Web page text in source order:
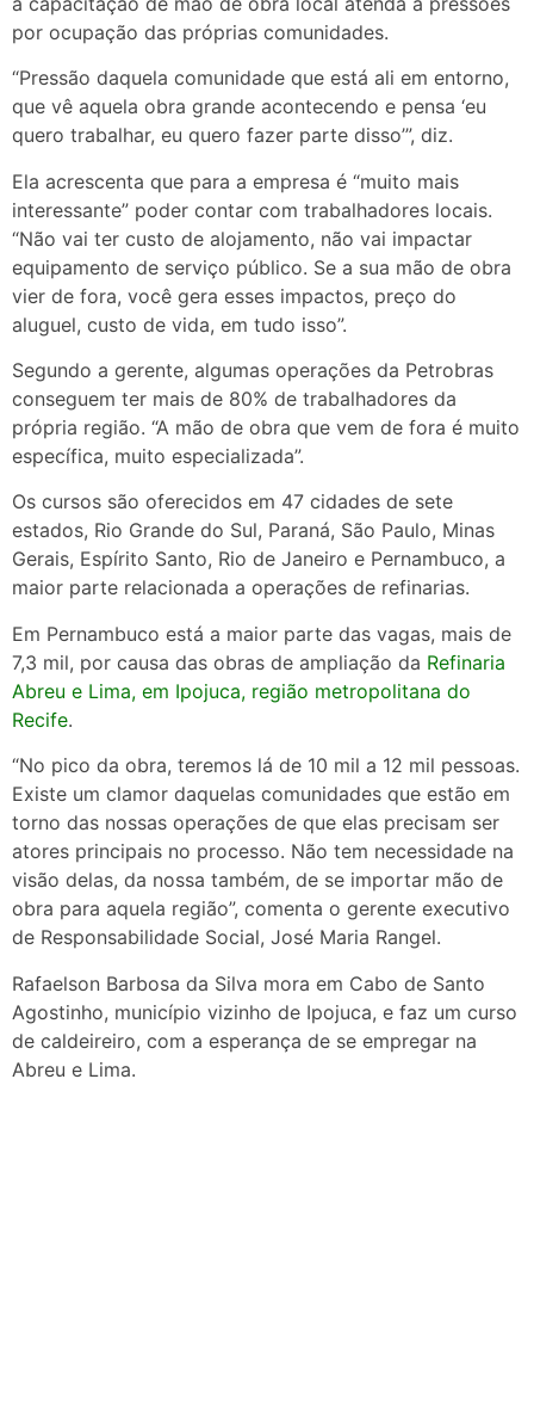
por ocupação das próprias comunidades.
“Pressão daquela comunidade que está ali em entorno,
que vê aquela obra grande acontecendo e pensa ‘eu
quero trabalhar, eu quero fazer parte disso’”, diz.
Ela acrescenta que para a empresa é “muito mais
interessante” poder contar com trabalhadores locais.
“Não vai ter custo de alojamento, não vai impactar
equipamento de serviço público. Se a sua mão de obra
vier de fora, você gera esses impactos, preço do
aluguel, custo de vida, em tudo isso”.
Segundo a gerente, algumas operações da Petrobras
conseguem ter mais de 80% de trabalhadores da
própria região. “A mão de obra que vem de fora é muito
específica, muito especializada”.
Os cursos são oferecidos em 47 cidades de sete
estados, Rio Grande do Sul, Paraná, São Paulo, Minas
Gerais, Espírito Santo, Rio de Janeiro e Pernambuco, a
maior parte relacionada a operações de refinarias.
Em Pernambuco está a maior parte das vagas, mais de
7,3 mil, por causa das obras de ampliação da Refinaria
Abreu e Lima, em Ipojuca, região metropolitana do
Recife.
“No pico da obra, teremos lá de 10 mil a 12 mil pessoas.
Existe um clamor daquelas comunidades que estão em
torno das nossas operações de que elas precisam ser
atores principais no processo. Não tem necessidade na
visão delas, da nossa também, de se importar mão de
obra para aquela região”, comenta o gerente executivo
de Responsabilidade Social, José Maria Rangel.
Rafaelson Barbosa da Silva mora em Cabo de Santo
Agostinho, município vizinho de Ipojuca, e faz um curso
de caldeireiro, com a esperança de se empregar na
Abreu e Lima.